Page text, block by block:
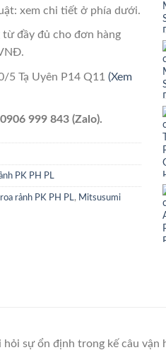
xem chi tiết ở phía dưới.
từ đầy đủ cho đơn hàng
5 Tạ Uyên P14 Q11 (Xem
0906 999 843 (Zalo).
PK PH PL
rảnh PK PH PL , Mitsusumi
sự ổn định trong kế câu vận